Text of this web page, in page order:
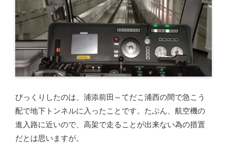
びっくりしたのは、浦添前田～てだこ浦西の間で急こう
配で地下トンネルに入ったことです。たぶん、航空機の
進入路に近いので、高架で走ることが出来ない為の措置
だとは思いますが。